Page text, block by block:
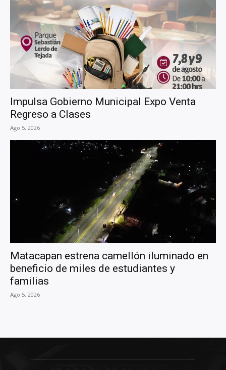
Impulsa Gobierno Municipal Expo Venta
Regreso a Clases
Ago 5, 2026
Matacapan estrena camellón iluminado en
beneficio de miles de estudiantes y
familias
Ago 5, 2026